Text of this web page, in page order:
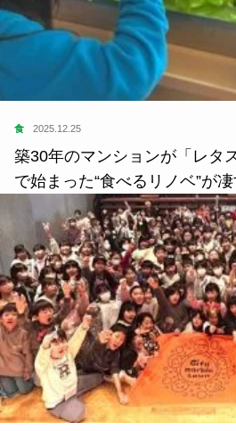
食 2025.12.25
築30年のマンションが「レタ
で始まった“食べるリノベ”が